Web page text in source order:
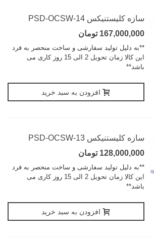
سازه کلیستنیکس PSD-OCSW-14
167,000,000 تومان
**به دلیل تولید سفارشی و ساخت منحصر به فرد
این کالا زمان تحویل 2 الی 15 روز کاری می
باشد**
افزودن به سبد خرید
سازه کلیستنیکس PSD-OCSW-13
128,000,000 تومان
**به دلیل تولید سفارشی و ساخت منحصر به فرد
این کالا زمان تحویل 2 الی 15 روز کاری می
باشد**
افزودن به سبد خرید